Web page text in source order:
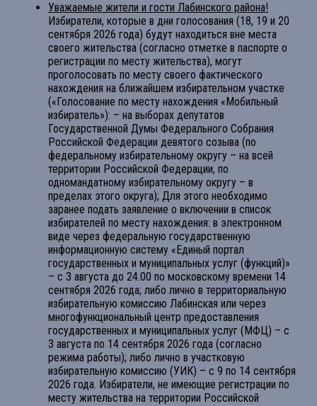
Уважаемые жители и гости Лабинского района!
Избиратели, которые в дни голосования (18, 19 и 20
сентября 2026 года) будут находиться вне места
своего жительства (согласно отметке в паспорте о
регистрации по месту жительства), могут
проголосовать по месту своего фактического
нахождения на ближайшем избирательном участке
(«Голосование по месту нахождения «Мобильный
избиратель»): – на выборах депутатов
Государственной Думы Федерального Собрания
Российской Федерации девятого созыва (по
федеральному избирательному округу – на всей
территории Российской Федерации, по
одномандатному избирательному округу – в
пределах этого округа); Для этого необходимо
заранее подать заявление о включении в список
избирателей по месту нахождения: в электронном
виде через федеральную государственную
информационную систему «Единый портал
государственных и муниципальных услуг (функций)»
– с 3 августа до 24.00 по московскому времени 14
сентября 2026 года; либо лично в территориальную
избирательную комиссию Лабинская или через
многофункциональный центр предоставления
государственных и муниципальных услуг (МФЦ) – с
3 августа по 14 сентября 2026 года (согласно
режима работы); либо лично в участковую
избирательную комиссию (УИК) – с 9 по 14 сентября
2026 года. Избиратели, не имеющие регистрации по
месту жительства на территории Российской